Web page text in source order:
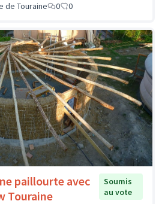
de Touraine
0 0
paillourte avec
Touraine
Soumis
au vote